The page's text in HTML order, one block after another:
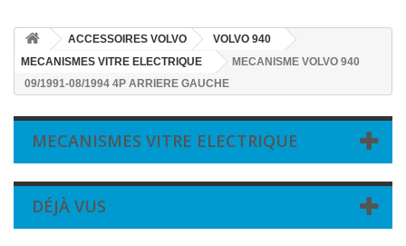
ACCESSOIRES VOLVO
VOLVO 940
MECANISMES VITRE ELECTRIQUE
MECANISME VOLVO 940
09/1991-08/1994 4P ARRIERE GAUCHE
MECANISMES VITRE ELECTRIQUE
DÉJÀ VUS